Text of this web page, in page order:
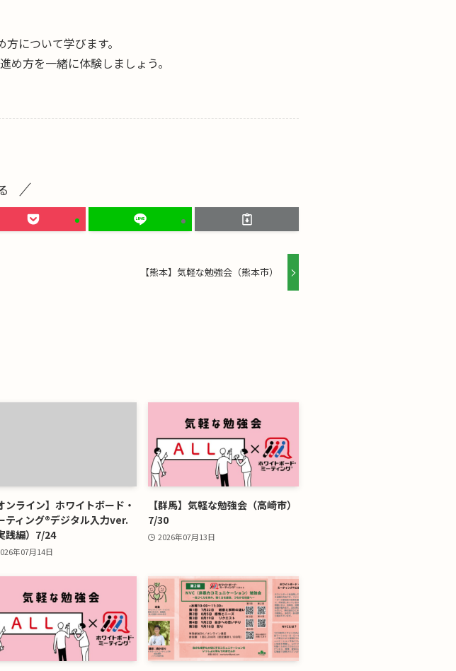
について学びます。
め方を一緒に体験しましょう。
【熊本】気軽な勉強会（熊本市）
ンライン】ホワイトボード・
ティング®デジタル入力ver.
践編）7/24
年07月14日
【群馬】気軽な勉強会（高崎市）
7/30
2026年07月13日